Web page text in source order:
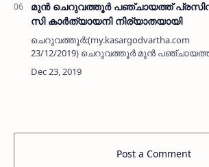
മുന്‍ ചെറുവത്തൂര്‍ പഞ്ചായത്ത്
സി കാര്‍ത്യായനി നിര്യാതയായി
ചെറുവത്തൂര്‍:(my.kasargodvartha.com
23/12/2019) ചെറുവത്തൂര്‍ മുന്‍
പ്രസിഡണ്ട് നിര്യാതയായി. കാരിയില്‍
എരിഞ്ഞിക്കീലിലെ സി
Post a Comment